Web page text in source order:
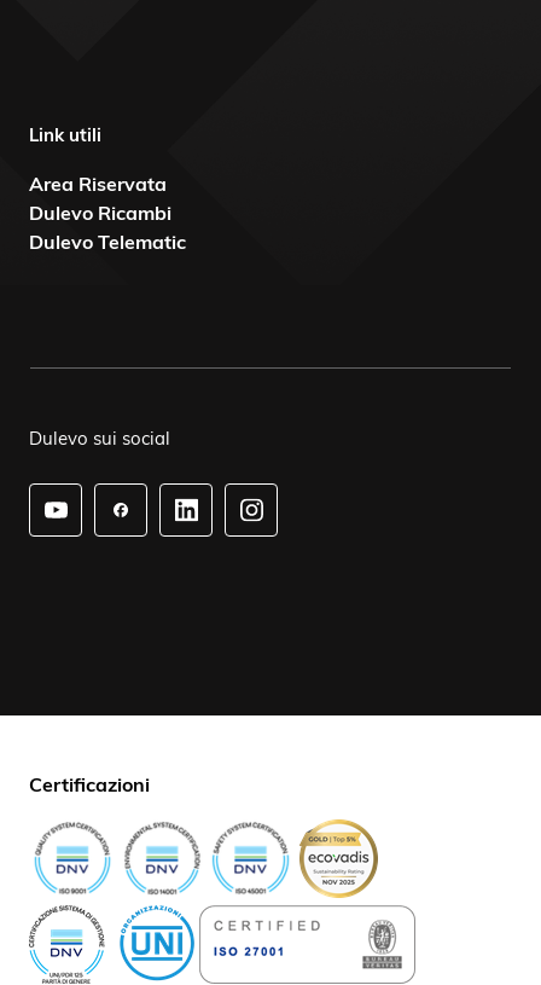
Link utili
Area Riservata
Dulevo Ricambi
Dulevo Telematic
Dulevo sui social
Certificazioni